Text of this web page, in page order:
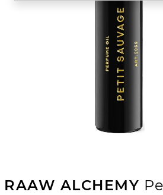
RAAW ALCHEMY